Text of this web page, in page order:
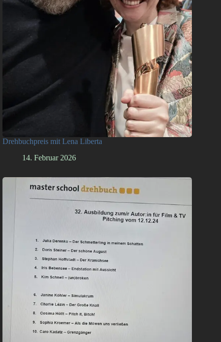
Drehbuchpreis mit Lena Liberta
14. Februar 2026